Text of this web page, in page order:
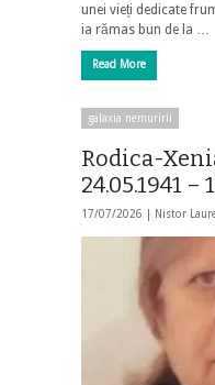
unei vieți dedicate
ia rămas bun de la …
Read More
galaxia nemuririi
Rodica-
24.05.1941 –
17/07/2026 | Nistor